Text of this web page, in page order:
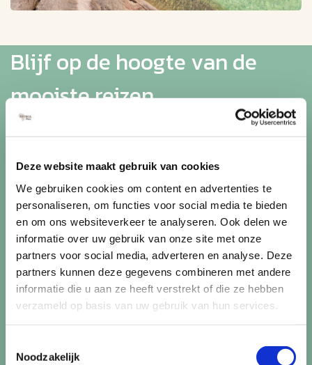
Deze website maakt gebruik van cookies
We gebruiken cookies om content en advertenties te
personaliseren, om functies voor social media te bieden
en om ons websiteverkeer te analyseren. Ook delen we
informatie over uw gebruik van onze site met onze
partners voor social media, adverteren en analyse. Deze
partners kunnen deze gegevens combineren met andere
informatie die u aan ze heeft verstrekt of die ze hebben
verzameld op basis van uw gebruik van hun services.
Noodzakelijk
Blijf op de hoogte van de
mooiste reizen
Ontvang circa 1 maal per maand onze nieuwsbrief met de
uitschrijven via de afmeldlink in de nieuwsbrief.
Aanmelden
Lees in onsprivacybeleidhoe wij zorgvuldig omgaan met uw
gegevens.